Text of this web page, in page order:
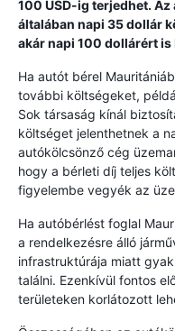
100 USD-ig terjedhet.
általában napi 35 dollár
akár napi 100 dollárért is
Ha autót bérel
további költségeket,
Sok társaság kínál
költséget jelenthetnek a
autókölcsönző cég
hogy a bérleti díj teljes
figyelembe vegyék az
Ha autóbérlést foglal
a rendelkezésre álló
infrastruktúrája miatt
találni. Ezenkívül fontos
területeken korlátozott